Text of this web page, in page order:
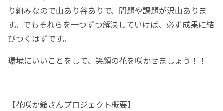
り組みなので山あり谷ありで、問題や課題が沢山ありま
す。でもそれらを一つずつ解決していけば、必ず成果に結
びつくはずです。
環境にいいことをして、笑顔の花を咲かせましょう！！
【花咲か爺さんプロジェクト概要】